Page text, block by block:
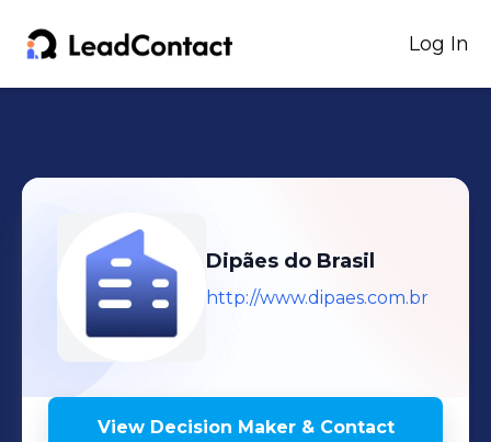
Log In
Dipães do Brasil
http://www.dipaes.com.br
View Decision Maker & Contact